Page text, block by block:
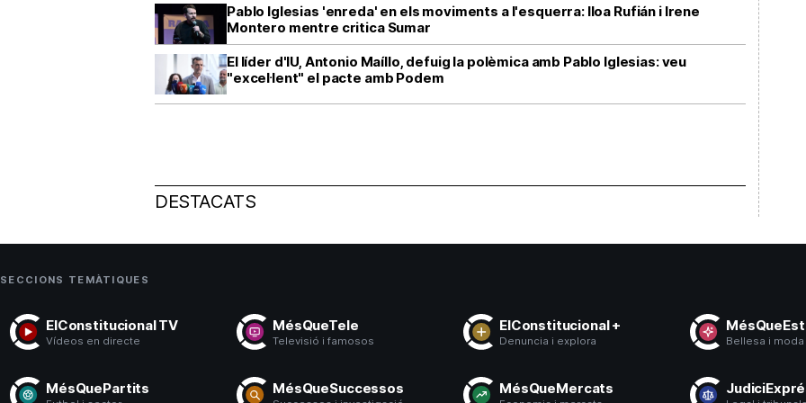
Pablo Iglesias 'enreda' en els moviments a l'esquerra: lloa Rufián i Irene
Montero mentre critica Sumar
El líder d'IU, Antonio Maíllo, defuig la polèmica amb Pablo Iglesias: veu
"excel·lent" el pacte amb Podem
DESTACATS
SECCIONS TEMÀTIQUES
ElConstitucional TV
Vídeos en directe
MésQueTele
Televisió i famosos
ElConstitucional +
Denuncia i explora Bellesa i moda
MésQuePartits MésQueSuccessos MésQueMercats